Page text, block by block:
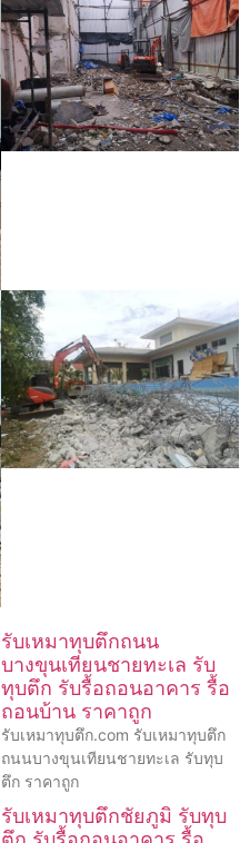
รับเหมาทุบตึกถนน
บางขุนเทียนชายทะเล รับ
ทุบตึก รับรื้อถอนอาคาร รื้อ
ถอนบ้าน ราคาถูก
รับเหมาทุบตึก.com รับเหมาทุบตึก
ถนนบางขุนเทียนชายทะเล รับทุบ
ตึก ราคาถูก
รับเหมาทุบตึกชัยภูมิ รับทุบ